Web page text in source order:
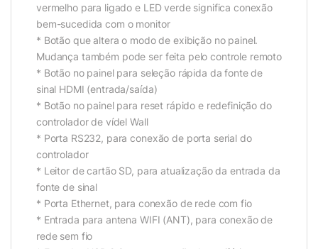
vermelho para ligado e LED verde significa conexão
bem-sucedida com o monitor
* Botão que altera o modo de exibição no painel.
Mudança também pode ser feita pelo controle remoto
* Botão no painel para seleção rápida da fonte de
sinal HDMI (entrada/saída)
* Botão no painel para reset rápido e redefinição do
controlador de vídel Wall
* Porta RS232, para conexão de porta serial do
controlador
* Leitor de cartão SD, para atualização da entrada da
fonte de sinal
* Porta Ethernet, para conexão de rede com fio
* Entrada para antena WIFI (ANT), para conexão de
rede sem fio